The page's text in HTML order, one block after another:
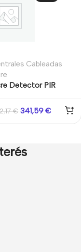
Cableadas
Detector PIR
€ 341,59 €